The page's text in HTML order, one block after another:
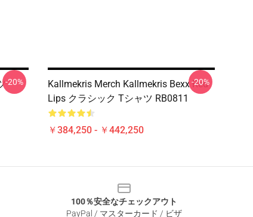
-20%
Kallmekris Merch Kallmekris Bexx Red
Lips クラシック Tシャツ RB0811
￥384,250 - ￥442,250
-20%
100％安全なチェックアウト
PayPal / マスターカード / ビザ